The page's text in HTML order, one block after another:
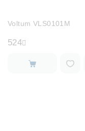
Voltum VLS0101M
524